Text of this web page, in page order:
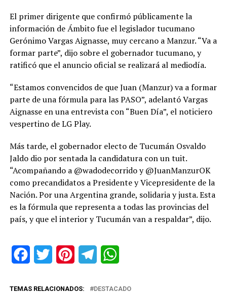
El primer dirigente que confirmó públicamente la
información de Ámbito fue el legislador tucumano
Gerónimo Vargas Aignasse, muy cercano a Manzur. “Va a
formar parte”, dijo sobre el gobernador tucumano, y
ratificó que el anuncio oficial se realizará al mediodía.
“Estamos convencidos de que Juan (Manzur) va a formar
parte de una fórmula para las PASO”, adelantó Vargas
Aignasse en una entrevista con “Buen Día”, el noticiero
vespertino de LG Play.
Más tarde, el gobernador electo de Tucumán Osvaldo
Jaldo dio por sentada la candidatura con un tuit.
“Acompañando a @wadodecorrido y @JuanManzurOK
como precandidatos a Presidente y Vicepresidente de la
Nación. Por una Argentina grande, solidaria y justa. Esta
es la fórmula que representa a todas las provincias del
país, y que el interior y Tucumán van a respaldar”, dijo.
FacebookTwitter PinterestTelegram
TEMAS RELACIONADOS: DESTACADO